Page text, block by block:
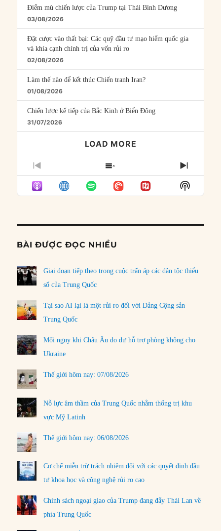
Điểm mù chiến lược của Trump tại Thái Bình Dương
03/08/2026
Đặt cược vào thất bại: Các quỹ đầu tư mạo hiểm quốc gia
và khía cạnh chính trị của vốn rủi ro
02/08/2026
Làm thế nào để kết thúc Chiến tranh Iran?
01/08/2026
Chiến lược kế tiếp của Bắc Kinh ở Biển Đông
31/07/2026
LOAD MORE
PREVIOUS
EPISODE
SHOW
EPISODES
LIST
NEXT
Show
Podcast
BÀI ĐƯỢC ĐỌC NHIỀU
Giai đoạn tiếp theo trong cuộc trấn áp các dân tộc thiểu
số của Trung Quốc
Tại sao AI lại là một rủi ro đối với Đảng Cộng sản
Trung Quốc
Mối nguy khi Châu Âu do dự hỗ trợ phòng không cho
Ukraine
Thế giới hôm nay: 07/08/2026
Nỗ lực âm thầm của Trung Quốc nhằm thống trị khu
vực Mỹ Latinh
Thế giới hôm nay: 06/08/2026
Cơ chế miễn trừ trách nhiệm đối với các quyết định đầu
tư khoa học và công nghệ rủi ro cao
Chính sách ngoại giao của Trump đang đẩy Thái Lan về
phía Trung Quốc